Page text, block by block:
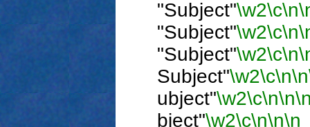
"Subject"\w2\c\n
"Subject"\w2\c\n
"Subject"\w2\c\n
Subject"\w2\c\n\n
ubject"\w2\c\n\n
bject"\w2\c\n\n\n